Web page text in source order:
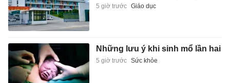
5 giờ trước Giáo dục
Những lưu ý khi sinh mổ lần hai
5 giờ trước Sức khỏe